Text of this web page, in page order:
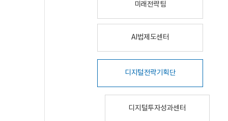
미래전략팀
AI법제도센터
디지털전략기획단
디지털투자성과센터